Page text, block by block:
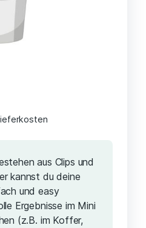
aus Clips und
kannst du deine
und easy
Ergebnisse im Mini
(z.B. im Koffer,